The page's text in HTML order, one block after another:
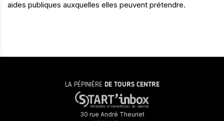
aides publiques auxquelles elles peuvent prétendre.
LA PÉPINIÈRE DE TOURS CENTRE
30 rue André Theuriet